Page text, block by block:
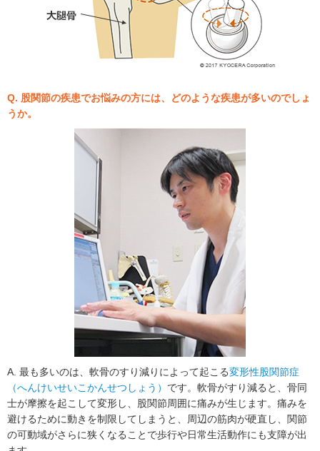
Q. 股関節の疾患でお悩みの方には、どのような疾患が多いのでしょ
うか。
A. 最も多いのは、軟骨のすり減りによって起こる変形性股関節症
（へんけいせいこかんせつしょう） です。軟骨がすり減ると、骨同
士が摩擦を起こして変形し、股関節周囲に痛みが生じます。痛みを
避けるために動きを制限してしまうと、周辺の筋肉が硬直し、関節
の可動域がさらに狭くなることで歩行や日常生活動作にも支障が出